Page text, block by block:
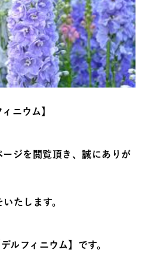
ニウム】
ージを閲覧頂き、誠にありが
たします。
ルフィニウム】です。